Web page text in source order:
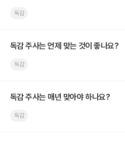
독감
독감 주사는 언제 맞는 것이 좋나요?
독감
독감 주사는 매년 맞아야 하나요?
독감